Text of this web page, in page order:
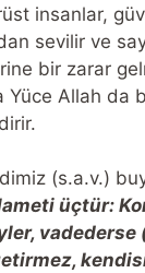
insanlar,
sevilir ve
bir zarar
Yüce Allah da
(s.a.v.)
üçtür:
vadederse